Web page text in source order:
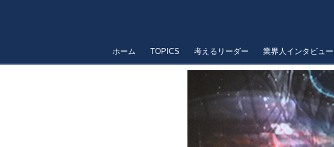
ホーム TOPICS 考えるリーダー 業界人インタビュー